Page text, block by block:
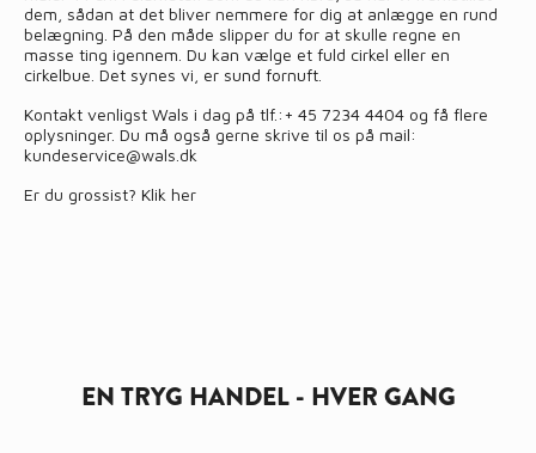
dem, sådan at det bliver nemmere for dig at anlægge en rund
belægning. På den måde slipper du for at skulle regne en
masse ting igennem. Du kan vælge et fuld cirkel eller en
cirkelbue. Det synes vi, er sund fornuft.
Kontakt venligst Wals i dag på tlf.:+ 45 7234 4404 og få flere
oplysninger. Du må også gerne skrive til os på mail:
kundeservice@wals.dk
Er du grossist? Klik her
EN TRYG HANDEL - HVER GANG